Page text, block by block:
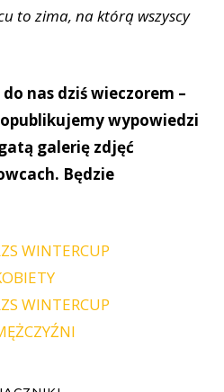
to zima, na którą wszyscy
nas dziś wieczorem –
wypowiedzi
galerię zdjęć
Będzie
WINTERCUP
WINTERCUP